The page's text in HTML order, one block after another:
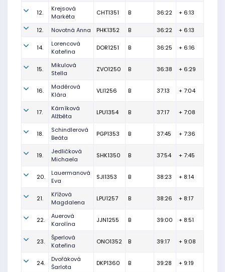
12.
Krejsová
Markéta
CHT1351 B 36:22 + 6:13
12. Novotná Anna PHK1352 B 36:22 + 6:13
14.
Lorencová
Kateřina
DOR1251 B 36:25 + 6:16
15.
Mikulová
Stella
ZVO1250 B 36:38 + 6:29
16.
Maděrová
Klára
VLI1256 B 37:13 + 7:04
17.
Kárníková
Alžběta
LPU1354 B 37:17 + 7:08
18.
Schindlerová
Beáta
PGP1353 B 37:45 + 7:36
19.
Jedličková
Michaela
SHK1350 B 37:54 + 7:45
20.
Lauermanová
Eva
SJI1353 B 38:23 + 8:14
21.
Křížová
Magdalena
LPU1257 B 38:26 + 8:17
22.
Auerová
Karolína
JJN1255 B 39:00 + 8:51
23.
Šperlová
Kateřina
ONO1352 B 39:17 + 9:08
24.
Dvořáková
Šarlota
DKP1360 B 39:28 + 9:19